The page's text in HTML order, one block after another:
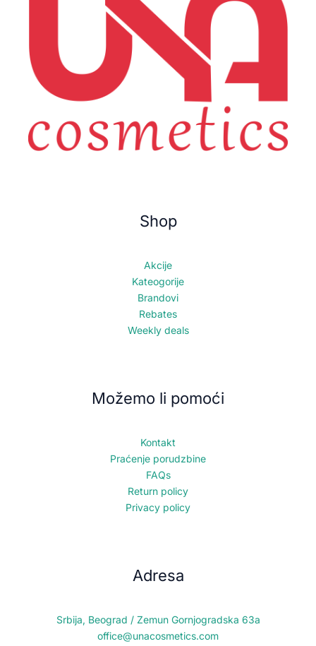
Shop
Akcije
Kateogorije
Brandovi
Rebates
Weekly deals
Možemo li pomoći
Kontakt
Praćenje porudzbine
FAQs
Return policy
Privacy policy
Adresa
Srbija, Beograd / Zemun Gornjogradska 63a
office@unacosmetics.com